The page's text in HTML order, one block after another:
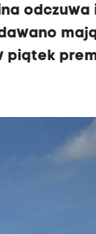
odczuwa
piątek